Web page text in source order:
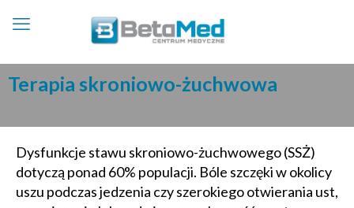
Terapia skroniowo-żuchwowa
Dysfunkcje stawu skroniowo-żuchwowego (SSŻ)
dotyczą ponad 60% populacji. Bóle szczęki w okolicy
uszu podczas jedzenia czy szerokiego otwierania ust,